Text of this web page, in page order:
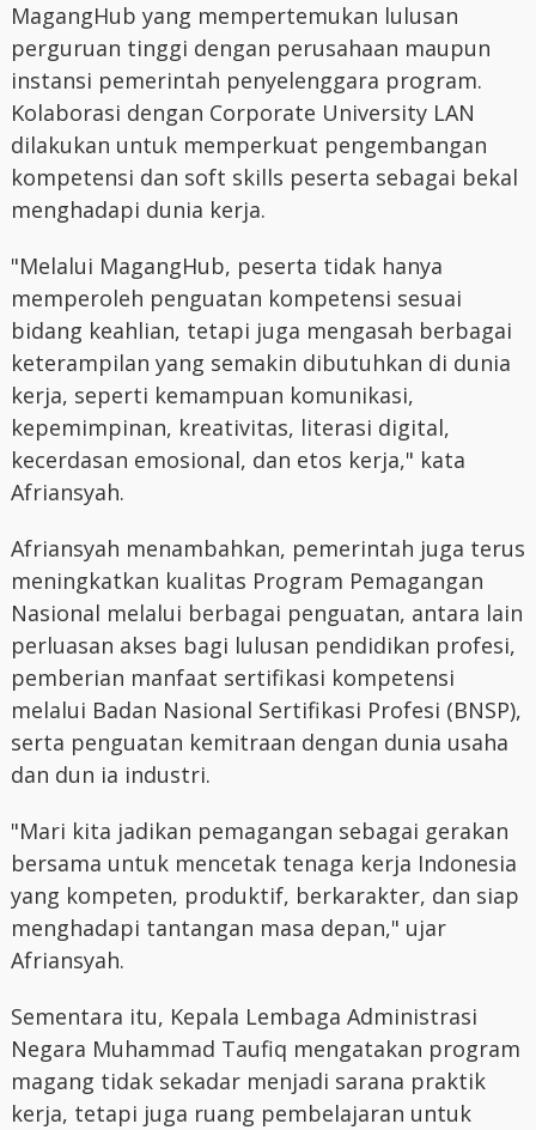
MagangHub yang mempertemukan lulusan
perguruan tinggi dengan perusahaan maupun
instansi pemerintah penyelenggara program.
Kolaborasi dengan Corporate University LAN
dilakukan untuk memperkuat pengembangan
kompetensi dan soft skills peserta sebagai bekal
menghadapi dunia kerja.
"Melalui MagangHub, peserta tidak hanya
memperoleh penguatan kompetensi sesuai
bidang keahlian, tetapi juga mengasah berbagai
keterampilan yang semakin dibutuhkan di dunia
kerja, seperti kemampuan komunikasi,
kepemimpinan, kreativitas, literasi digital,
kecerdasan emosional, dan etos kerja," kata
Afriansyah.
Afriansyah menambahkan, pemerintah juga terus
meningkatkan kualitas Program Pemagangan
Nasional melalui berbagai penguatan, antara lain
perluasan akses bagi lulusan pendidikan profesi,
pemberian manfaat sertifikasi kompetensi
melalui Badan Nasional Sertifikasi Profesi (BNSP),
serta penguatan kemitraan dengan dunia usaha
dan dun ia industri.
"Mari kita jadikan pemagangan sebagai gerakan
bersama untuk mencetak tenaga kerja Indonesia
yang kompeten, produktif, berkarakter, dan siap
menghadapi tantangan masa depan," ujar
Afriansyah.
Sementara itu, Kepala Lembaga Administrasi
Negara Muhammad Taufiq mengatakan program
magang tidak sekadar menjadi sarana praktik
kerja, tetapi juga ruang pembelajaran untuk